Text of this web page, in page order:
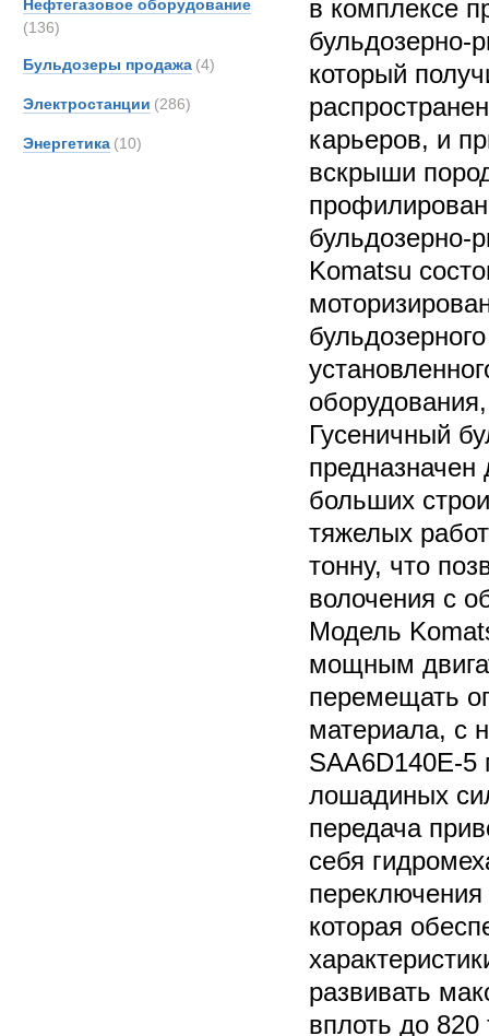
Нефтегазовое оборудование
(136)
Бульдозеры продажа (4)
Электростанции (286)
Энергетика (10)
в комплексе
бульдозерно-
который
карьеров, и
вскрыши
бульдозерно-
Komatsu
Гусеничный
больших
тяжелых
тонну, что
волочения с
Модель
мощным
перемещать
материала, с
SAA6D140E-
лошадиных
передача
себя
которая
развивать
вплоть до